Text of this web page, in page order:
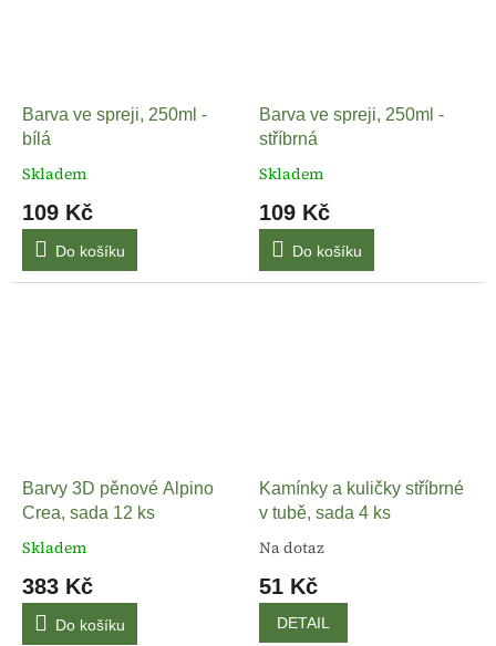
Barva ve spreji, 250ml -
bílá
Skladem
109 Kč
Do košíku
Barva ve spreji, 250ml -
stříbrná
Skladem
109 Kč
Do košíku
Barvy 3D pěnové Alpino
Crea, sada 12 ks
Skladem
383 Kč
Do košíku
Kamínky a kuličky stříbrné
v tubě, sada 4 ks
Na dotaz
51 Kč
DETAIL